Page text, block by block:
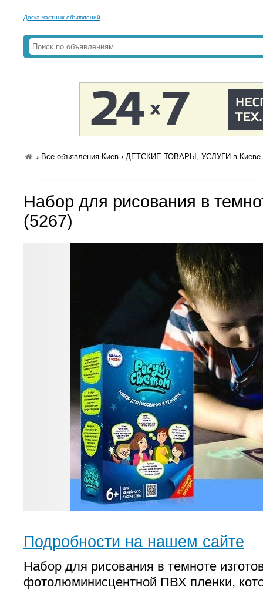
Доска частных объявлений
› Все объявления Киев ›ДЕТСКИЕ ТОВАРЫ, УСЛУГИ в Киеве
Набор для рисования в
(5267)
Подробности на нашем сайте
Набор для рисования в темноте
фотолюминисцентной ПВХ пленки,